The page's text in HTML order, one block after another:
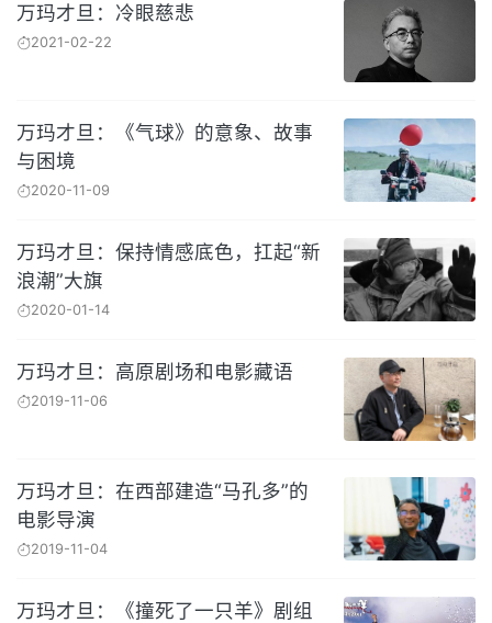
万玛才旦：冷眼慈悲
2021-02-22
万玛才旦：《气球》的意象、故事
与困境
2020-11-09
万玛才旦：保持情感底色，扛起“新
浪潮”大旗
2020-01-14
万玛才旦：高原剧场和电影藏语
2019-11-06
万玛才旦：在西部建造“马孔多”的
电影导演
2019-11-04
万玛才旦：《撞死了一只羊》剧组